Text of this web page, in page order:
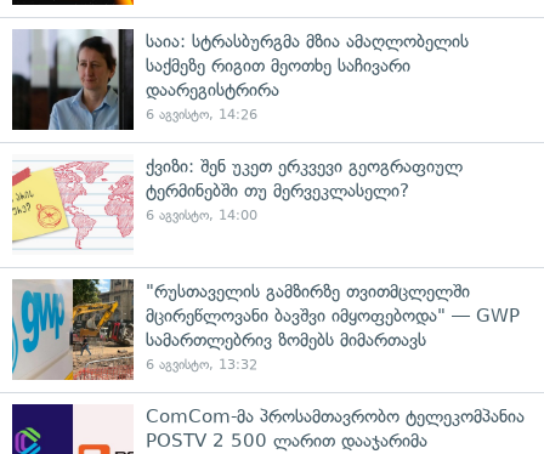
საია: სტრასბურგმა მზია ამაღლობელის
საქმეზე რიგით მეოთხე საჩივარი
დაარეგისტრირა
6 აგვისტო, 14:26
ქვიზი: შენ უკეთ ერკვევი გეოგრაფიულ
ტერმინებში თუ მერვეკლასელი?
6 აგვისტო, 14:00
"რუსთაველის გამზირზე თვითმცლელში
მცირეწლოვანი ბავშვი იმყოფებოდა" — GWP
სამართლებრივ ზომებს მიმართავს
6 აგვისტო, 13:32
ComCom-მა პროსამთავრობო ტელეკომპანია
POSTV 2 500 ლარით დააჯარიმა